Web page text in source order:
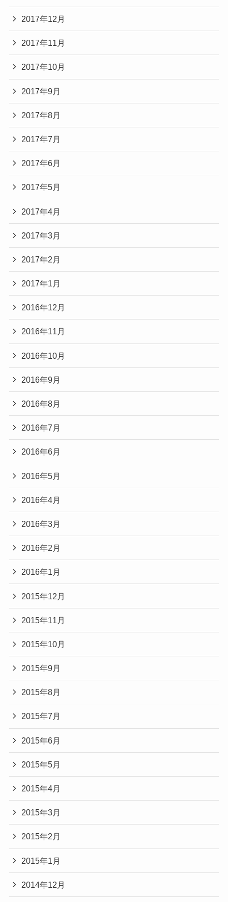
2017年12月
2017年11月
2017年10月
2017年9月
2017年8月
2017年7月
2017年6月
2017年5月
2017年4月
2017年3月
2017年2月
2017年1月
2016年12月
2016年11月
2016年10月
2016年9月
2016年8月
2016年7月
2016年6月
2016年5月
2016年4月
2016年3月
2016年2月
2016年1月
2015年12月
2015年11月
2015年10月
2015年9月
2015年8月
2015年7月
2015年6月
2015年5月
2015年4月
2015年3月
2015年2月
2015年1月
2014年12月